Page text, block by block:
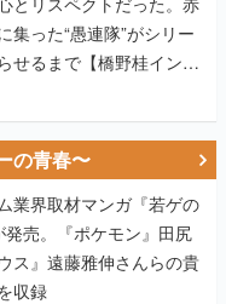
の青春〜
業界取材マンガ『若ゲの
売。『ポケモン』田尻
ス』遠藤雅伸さんらの貴
収録
イマス/ガンダム 戦場
な王様のわがままなニー